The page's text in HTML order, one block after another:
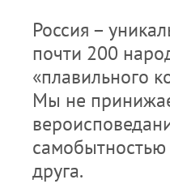
Россия –
почти 200
«плавильного
Мы не
друга.